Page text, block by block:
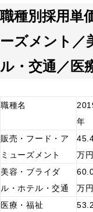
採用コストのよく
職種別採用単
ーズメント／
ル・交通／医
職種名
年
販売・フード・ア
ミューズメント
万円
美容・ブライダ
ル・ホテル・交通
万円
医療・福祉
53.2